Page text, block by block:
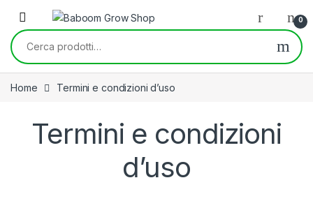
0
Home Termini e condizioni d’uso
Termini e condizioni
d’uso